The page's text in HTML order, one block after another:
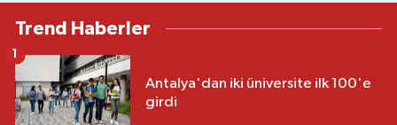
Trend Haberler
Antalya'dan iki üniversite ilk 100'e
girdi
1